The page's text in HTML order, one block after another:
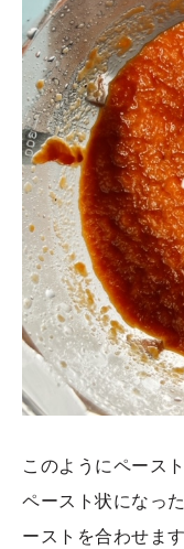
このようにペース
ペースト状になっ
ーストを合わせます